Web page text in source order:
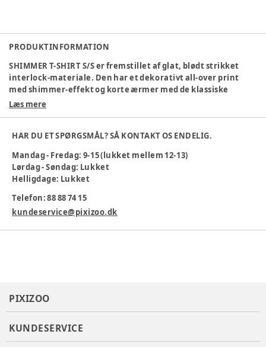
PRODUKTINFORMATION
SHIMMER T-SHIRT S/S er fremstillet af glat, blødt strikket
interlock-materiale. Den har et dekorativt all-over print
med shimmer-effekt og korte ærmer med de klassiske
hummel-vinkler på skuldrene.
Farve:Grön
Materiale:Polyester
Producent:hummel A/S, balticagade 20, 8000 Aarhus C,
Danmark, OnlinesupportDK@hummel.dk, www.hummel.dk
Produktionsland:Kina
Tøj størrelse
Varenummer:374199
Læs mere
HAR DU ET SPØRGSMÅL? SÅ KONTAKT OS ENDELIG.
Mandag - Fredag: 9-15 (lukket mellem 12-13)
Lørdag - Søndag: Lukket
Helligdage: Lukket
Telefon: 88 88 74 15
kundeservice@pixizoo.dk
PIXIZOO
KUNDESERVICE